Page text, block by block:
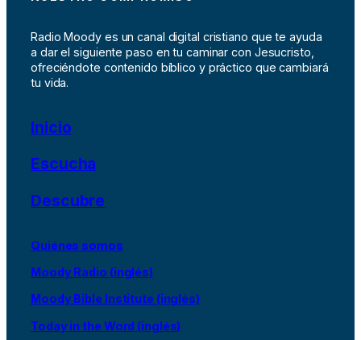
Radio Moody es un canal digital cristiano que te ayuda
a dar el siguiente paso en tu caminar con Jesucristo,
ofreciéndote contenido bíblico y práctico que cambiará
tu vida.
Inicio
Escucha
Descubre
Quiénes somos
Moody Radio (inglés)
Moody Bible Institute (inglés)
Today in the Word (inglés)